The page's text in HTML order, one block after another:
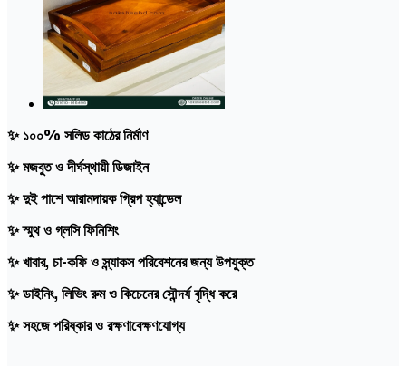
✨ ১০০% সলিড কাঠের নির্মাণ
✨ মজবুত ও দীর্ঘস্থায়ী ডিজাইন
✨ দুই পাশে আরামদায়ক গ্রিপ হ্যান্ডেল
✨ স্মুথ ও গ্লসি ফিনিশিং
✨ খাবার, চা-কফি ও স্ন্যাকস পরিবেশনের জন্য উপযুক্ত
✨ ডাইনিং, লিভিং রুম ও কিচেনের সৌন্দর্য বৃদ্ধি করে
✨ সহজে পরিষ্কার ও রক্ষণাবেক্ষণযোগ্য